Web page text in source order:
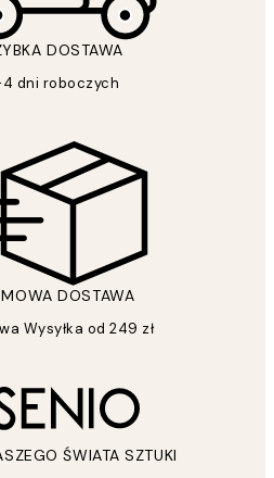
DOSTAWA
dni roboczych
DOSTAWA
Wysyłka od 249 zł
ŚWIATA SZTUKI